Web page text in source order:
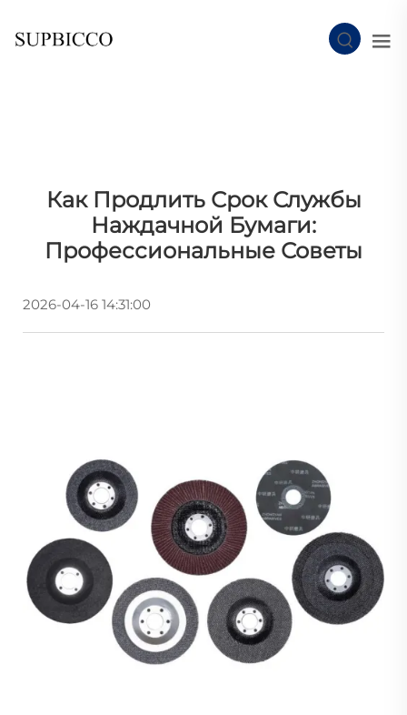
Как Продлить Срок Службы
Наждачной Бумаги:
Профессиональные Советы
2026-04-16 14:31:00